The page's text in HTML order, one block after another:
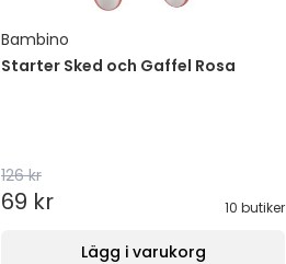
Bambino
Starter Sked och Gaffel Rosa
126 kr
69 kr 10 butiker
Lägg i varukorg